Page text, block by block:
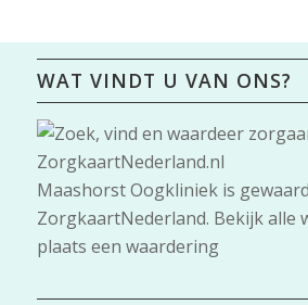
WAT VINDT U VAN ONS?
Maashorst Oogkliniekis
ZorgkaartNederland. Bekijk alle
plaats een waardering